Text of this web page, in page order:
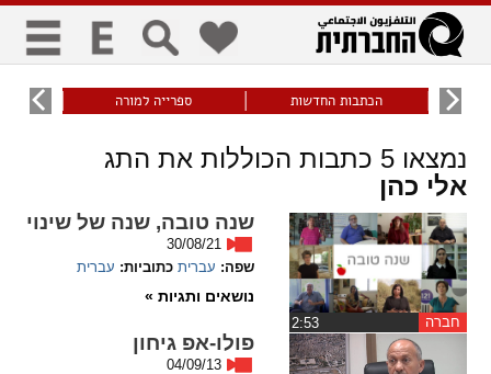
כללי
visibility_off
ביטול הבהובים
keyboard
ניווט מקלדת
title
סימון כותרות
זום
zoom_out
zoom_in
הכתבות החדשות ספרייה למורה עוני
נמצאו5 כתבות הכוללות את התג
אלי כהן
חברה
שנה טובה, שנה של שינוי
30/08/21
שפה: עברית כתוביות: עברית
נושאים ותגיות »
פולו-אפ גיחון
04/09/13